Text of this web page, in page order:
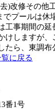
)改修その他
プールは休
事期間の延
けしますが
たら、東調布
に戻る
番1号